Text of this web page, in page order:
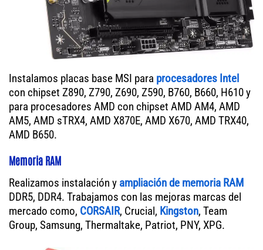
Instalamos placas base MSI para procesadores Intel
con chipset Z890, Z790, Z690, Z590, B760, B660, H610 y
para procesadores AMD con chipset AMD AM4, AMD
AM5, AMD sTRX4, AMD X870E, AMD X670, AMD TRX40,
AMD B650.
Memoria RAM
Realizamos instalación y ampliación de memoria RAM
DDR5, DDR4. Trabajamos con las mejoras marcas del
mercado como, CORSAIR, Crucial, Kingston, Team
Group, Samsung, Thermaltake, Patriot, PNY, XPG.